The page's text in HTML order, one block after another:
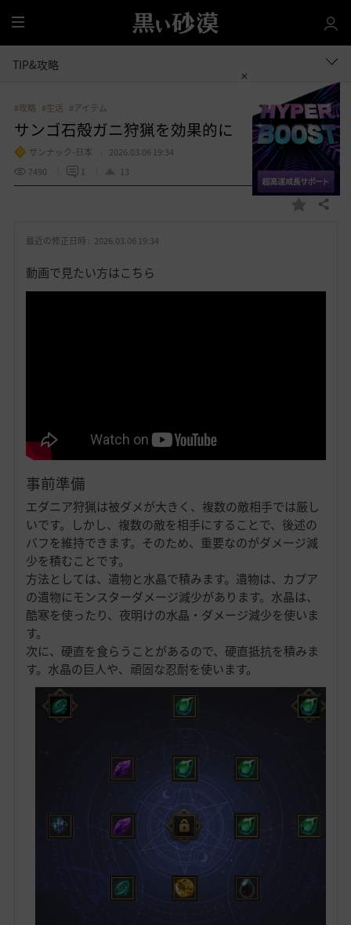
全
体
TIP&攻略
#攻略 #生活 #アイテム
サンゴ石殻ガニ狩猟を効果的に
ザンナック-日本
2026.03.06 19:34
7490
1 13
お 共有する
最近の修正日時 : 2026.03.06 19:34
動画で見たい方はこちら
事前準備
エダニア狩猟は被ダメが大きく、複数の敵相手では厳し
いです。しかし、複数の敵を相手にすることで、後述の
バフを維持できます。そのため、重要なのがダメージ減
少を積むことです。
方法としては、遺物と水晶で積みます。遺物は、カプア
の遺物にモンスターダメージ減少があります。水晶は、
酷寒を使ったり、夜明けの水晶・ダメージ減少を使いま
す。
次に、硬直を食らうことがあるので、硬直抵抗を積みま
す。水晶の巨人や、頑固な忍耐を使います。